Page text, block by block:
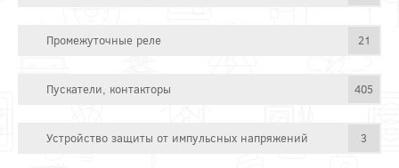
Промежуточные реле 21
Пускатели, контакторы 405
Устройство защиты от импульсных напряжений 3